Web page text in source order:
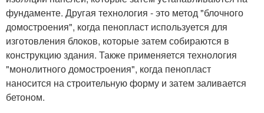
фундаменте. Другая технология - это метод "блочного
домостроения", когда пенопласт используется для
изготовления блоков, которые затем собираются в
конструкцию здания. Также применяется технология
"монолитного домостроения", когда пенопласт
наносится на строительную форму и затем заливается
бетоном.